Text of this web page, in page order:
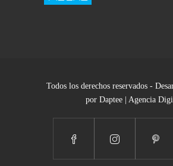
Todos los derechos reservados -
por Daptee | Agencia